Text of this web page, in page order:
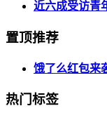
近六成受访青
置顶推荐
饿了么红包来
热门标签